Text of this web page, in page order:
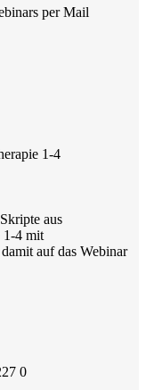
per Mail
1-4
aus
1-4 mit
auf das Webinar
0